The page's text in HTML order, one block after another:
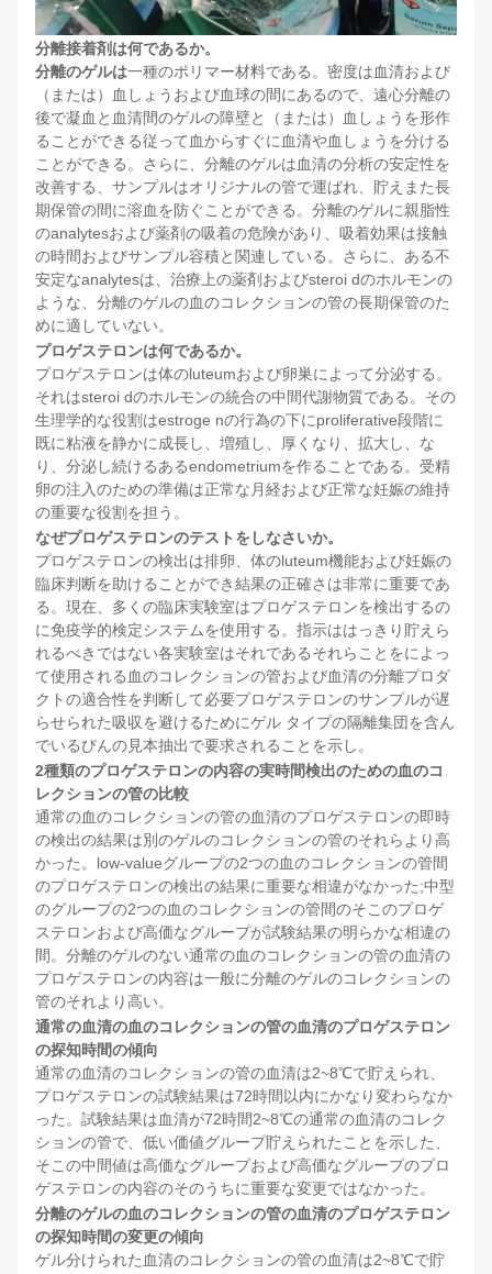
分離接着剤は何であるか。
分離のゲルは一種のポリマー材料である。密度は血清および
（または）血しょうおよび血球の間にあるので、遠心分離の
後で凝血と血清間のゲルの障壁と（または）血しょうを形作
ることができる従って血からすぐに血清や血しょうを分ける
ことができる。さらに、分離のゲルは血清の分析の安定性を
改善する、サンプルはオリジナルの管で運ばれ、貯えまた長
期保管の間に溶血を防ぐことができる。分離のゲルに親脂性
のanalytesおよび薬剤の吸着の危険があり、吸着効果は接触
の時間およびサンプル容積と関連している。さらに、ある不
安定なanalytesは、治療上の薬剤およびsteroi dのホルモンの
ような、分離のゲルの血のコレクションの管の長期保管のた
めに適していない。
プロゲステロンは何であるか。
プロゲステロンは体のluteumおよび卵巣によって分泌する。
それはsteroi dのホルモンの統合の中間代謝物質である。その
生理学的な役割はestroge nの行為の下にproliferative段階に
既に粘液を静かに成長し、増殖し、厚くなり、拡大し、な
り、分泌し続けるあるendometriumを作ることである。受精
卵の注入のための準備は正常な月経および正常な妊娠の維持
の重要な役割を担う。
なぜプロゲステロンのテストをしなさいか。
プロゲステロンの検出は排卵、体のluteum機能および妊娠の
臨床判断を助けることができ結果の正確さは非常に重要であ
る。現在、多くの臨床実験室はプロゲステロンを検出するの
に免疫学的検定システムを使用する。指示ははっきり貯えら
れるべきではない各実験室はそれであるそれらことをによっ
て使用される血のコレクションの管および血清の分離プロダ
クトの適合性を判断して必要プロゲステロンのサンプルが遅
らせられた吸収を避けるためにゲル タイプの隔離集団を含ん
でいるびんの見本抽出で要求されることを示し。
2種類のプロゲステロンの内容の実時間検出のための血のコ
レクションの管の比較
通常の血のコレクションの管の血清のプロゲステロンの即時
の検出の結果は別のゲルのコレクションの管のそれらより高
かった。low-valueグループの2つの血のコレクションの管間
のプロゲステロンの検出の結果に重要な相違がなかった;中型
のグループの2つの血のコレクションの管間のそこのプロゲ
ステロンおよび高価なグループが試験結果の明らかな相違の
間。分離のゲルのない通常の血のコレクションの管の血清の
プロゲステロンの内容は一般に分離のゲルのコレクションの
管のそれより高い。
通常の血清の血のコレクションの管の血清のプロゲステロン
の探知時間の傾向
通常の血清のコレクションの管の血清は2~8℃で貯えられ、
プロゲステロンの試験結果は72時間以内にかなり変わらなか
った。試験結果は血清が72時間2~8℃の通常の血清のコレク
ションの管で、低い価値グループ貯えられたことを示した、
そこの中間値は高価なグループおよび高価なグループのプロ
ゲステロンの内容のそのうちに重要な変更ではなかった。
分離のゲルの血のコレクションの管の血清のプロゲステロン
の探知時間の変更の傾向
ゲル分けられた血清のコレクションの管の血清は2~8℃で貯